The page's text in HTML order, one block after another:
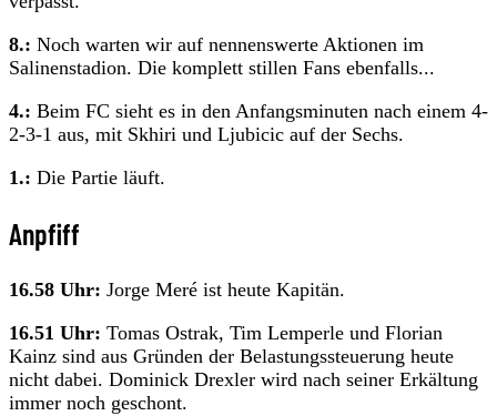
8.: Noch warten wir auf nennenswerte Aktionen im
Salinenstadion. Die komplett stillen Fans ebenfalls...
4.: Beim FC sieht es in den Anfangsminuten nach einem 4-
2-3-1 aus, mit Skhiri und Ljubicic auf der Sechs.
1.: Die Partie läuft.
Anpfiff
16.58 Uhr: Jorge Meré ist heute Kapitän.
16.51 Uhr: Tomas Ostrak, Tim Lemperle und Florian
Kainz sind aus Gründen der Belastungssteuerung heute
nicht dabei. Dominick Drexler wird nach seiner Erkältung
immer noch geschont.